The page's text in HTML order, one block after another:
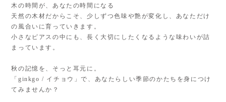
木の時間が、あなたの時間になる
天然の木材だからこそ、少しずつ色味や艶が変化し、あなただけ
の風合いに育っていきます。
小さなピアスの中にも、長く大切にしたくなるような味わいが詰
まっています。
秋の記憶を、そっと耳元に。
「ginkgo / イチョウ」で、あなたらしい季節のかたちを身につけ
てみませんか？